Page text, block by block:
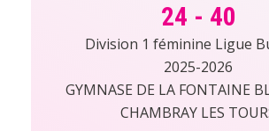
24 - 40
Division 1 féminine Ligue
2025-2026
GYMNASE DE LA FONTAINE
CHAMBRAY LES